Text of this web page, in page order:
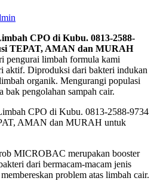
CPO di Kubu. 0813-2588-
TEPAT, AMAN dan MURAH
pengurai limbah formula kami
aktif. Diproduksi dari bakteri indukan
organik. Mengurangi populasi
bak pengolahan sampah cair.
MICROBAC merupakan booster
dari bermacam-macam jenis
problem atas limbah cair.